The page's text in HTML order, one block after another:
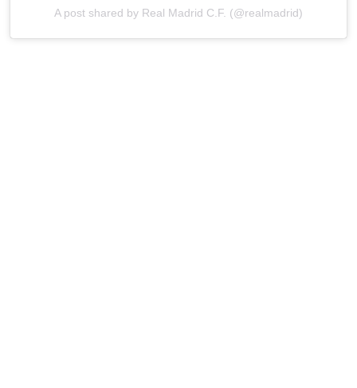
A post shared by Real Madrid C.F. (@realmadrid)